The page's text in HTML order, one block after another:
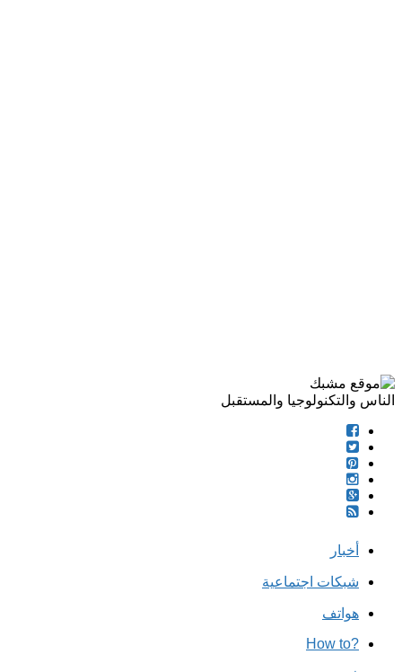
الناس والتكنولوجيا والمستقبل
أخبار
شبكات اجتماعية
هواتف
?How to